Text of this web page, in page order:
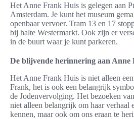
Het Anne Frank Huis is gelegen aan
Amsterdam. Je kunt het museum
openbaar vervoer. Tram 13 en 17
bij halte Westermarkt. Ook zijn er
in de buurt waar je kunt parkeren.
De blijvende herinnering aan Anne
Het Anne Frank Huis is niet alleen
Frank, het is ook een belangrijk
de Jodenvervolging. Het bezoeken
niet alleen belangrijk om haar verhaal
kennen, maar ook om ons eraan te